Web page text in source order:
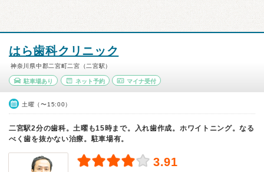
はら歯科クリニック
神奈川県中郡二宮町二宮（二宮駅）
駐車場あり ネット予約 マイナ受付
土曜（〜15:00）
二宮駅2分の歯科。土曜も15時まで。入れ歯作成。ホワイトニング。なる
べく歯を抜かない治療。駐車場有。
3.91